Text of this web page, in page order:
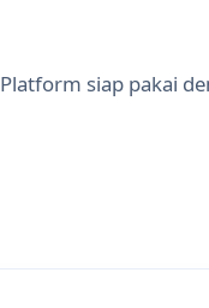
Platform siap pakai